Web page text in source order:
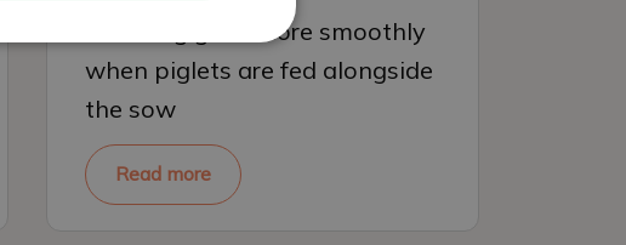
Weaning goes more smoothly
when piglets are fed alongside
the sow
Read more